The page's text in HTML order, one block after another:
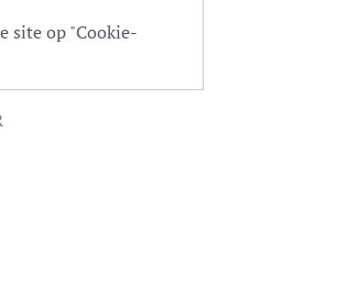
site op "Cookie-